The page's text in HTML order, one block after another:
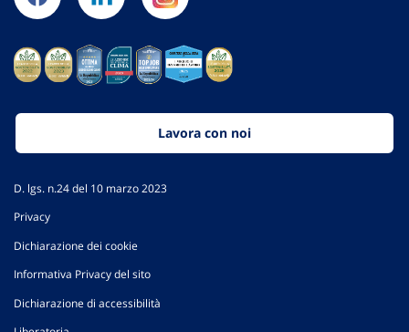
Lavora con noi
D. lgs. n.24 del 10 marzo 2023
Privacy
Dichiarazione dei cookie
Informativa Privacy del sito
Dichiarazione di accessibilità